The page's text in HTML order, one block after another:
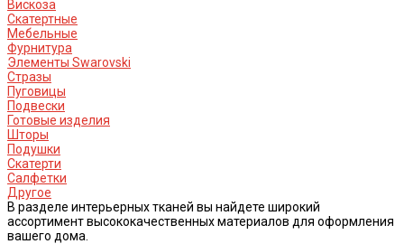
Вискоза
Скатертные
Мебельные
Фурнитура
Элементы Swarovski
Стразы
Пуговицы
Подвески
Готовые изделия
Шторы
Подушки
Скатерти
Салфетки
Другое
В разделе интерьерных тканей вы найдете широкий
ассортимент высококачественных материалов для оформления
вашего дома.